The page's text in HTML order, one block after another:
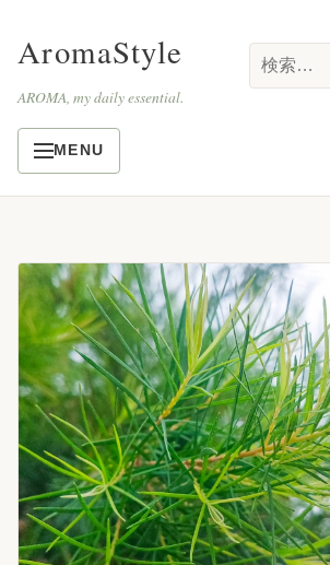
AromaStyle
AROMA, my daily essential.
MENU
検
索: